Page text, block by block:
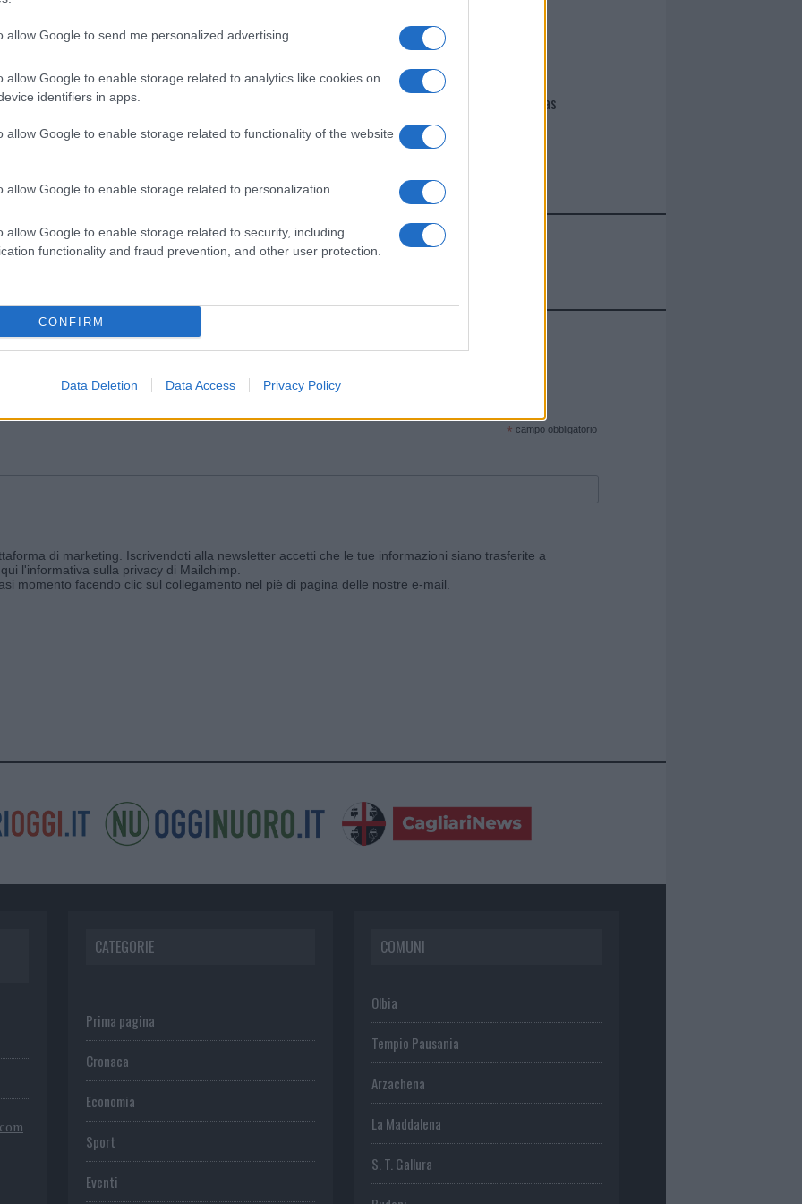
allow Google to send me personalized advertising.
allow Google to enable storage related to analytics like cookies on
identifiers in apps.
allow Google to enable storage related to functionality of the website
allow Google to enable storage related to personalization.
allow Google to enable storage related to security, including
functionality and fraud prevention, and other user protection.
CONFIRM
Data Deletion Data Access Privacy Policy
I nostri cari
Giovannimaria Cabras
Invia un Comunicato Stampa|Pubblicità|Segnala
* campo obbligatorio
di marketing. Iscrivendoti alla newsletter accetti che le tue informazioni siano trasferite a
l'informativa sulla privacy di Mailchimp
momento facendo clic sul collegamento nel piè di pagina delle nostre e-mail.
CATEGORIE
Prima pagina
Cronaca
Economia
Sport
Eventi
COMUNI
Olbia
Tempio Pausania
Arzachena
La Maddalena
S. T. Gallura